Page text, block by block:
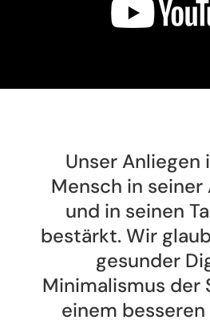
Unser Anliegen
Mensch in
und in seinen
bestärkt. Wir
gesunder
Minimalismus der
einem